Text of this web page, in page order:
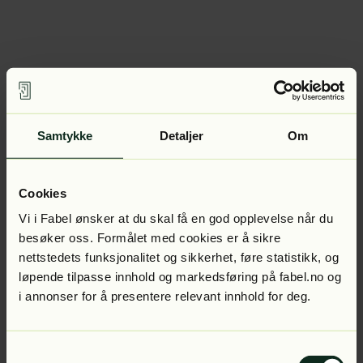
Samtykke Detaljer Om
Cookies
Vi i Fabel ønsker at du skal få en god opplevelse når du
besøker oss. Formålet med cookies er å sikre
nettstedets funksjonalitet og sikkerhet, føre statistikk, og
løpende tilpasse innhold og markedsføring på fabel.no og
i annonser for å presentere relevant innhold for deg.